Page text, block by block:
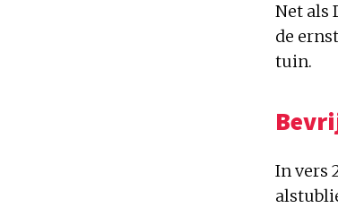
Net als
de
tuin.
In vers